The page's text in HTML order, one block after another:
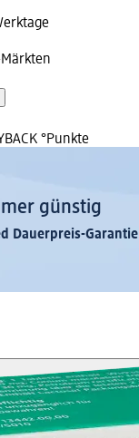
°Punkte
günstig
Dauerpreis-Garantie